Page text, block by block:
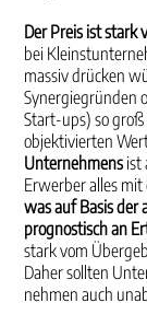
Der Preis ist stark
bei
massiv drücken
Synergiegründen
Start-ups) so groß
objekti­vierten
Unter­nehmensist
Erwerber alles
was auf Basis der
prognostisch an
stark vom
Daher sollten
nehmen auch